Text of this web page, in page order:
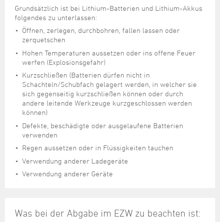
Grundsätzlich ist bei Lithium-Batterien und Lithium-Akkus
folgendes zu unterlassen:
Öffnen, zerlegen, durchbohren, fallen lassen oder
zerquetschen
Hohen Temperaturen aussetzen oder ins offene Feuer
werfen (Explosionsgefahr)
Kurzschließen (Batterien dürfen nicht in
Schachteln/Schubfach gelagert werden, in welcher sie
sich gegenseitig kurzschließen können oder durch
andere leitende Werkzeuge kurzgeschlossen werden
können)
Defekte, beschädigte oder ausgelaufene Batterien
verwenden
Regen aussetzen oder in Flüssigkeiten tauchen
Verwendung anderer Ladegeräte
Verwendung anderer Geräte
Was bei der Abgabe im EZW zu beachten ist: